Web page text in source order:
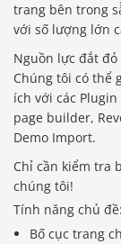
trang bên trong
với số lượng lớn
Nguồn lực đắt
Chúng tôi có thể
ích với các
page builder,
Demo Import.
Chỉ cần kiểm tra
chúng tôi!
Tính năng chủ đề:
Bố cục trang